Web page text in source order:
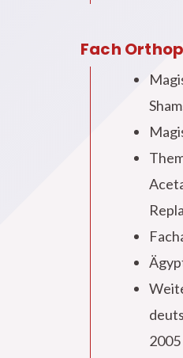
Fach
2005